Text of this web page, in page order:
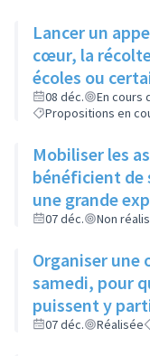
Lancer un
cœur, la récolte se ferait au niveau des
écoles ou
lors de la
08 déc.
En cours
Propositions en
Mobiliser les
bénéficient de
une grande
par la ville
07 déc. Non
Organiser une
samedi, pour
puissent y
07 déc. Réalisée